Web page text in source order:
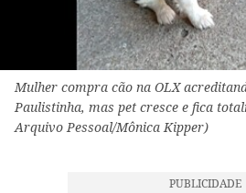
Mulher compra cão na OLX
Paulistinha, mas pet cresce e fica
Arquivo Pessoal/Mônica Kipper)